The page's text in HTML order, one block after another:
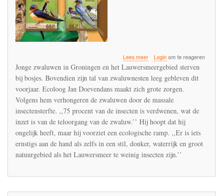
Lees meerover
De
zwaluwen
zijn
ten
dode
opgeschreven
in
Groningen
en
Lauwersmeergebied
Loginom te reageren
Jonge zwaluwen in Groningen en het Lauwersmeergebied sterven
bij bosjes. Bovendien zijn tal van zwaluwnesten leeg gebleven dit
voorjaar. Ecoloog Jan Doevendans maakt zich grote zorgen.
Volgens hem verhongeren de zwaluwen door de massale
insectensterfte. ,,75 procent van de insecten is verdwenen, wat de
inzet is van de teloorgang van de zwaluw.’’ Hij hoopt dat hij
ongelijk heeft, maar hij voorziet een ecologische ramp. ,,Er is iets
ernstigs aan de hand als zelfs in een stil, donker, waterrijk en groot
natuurgebied als het Lauwersmeer te weinig insecten zijn.’’